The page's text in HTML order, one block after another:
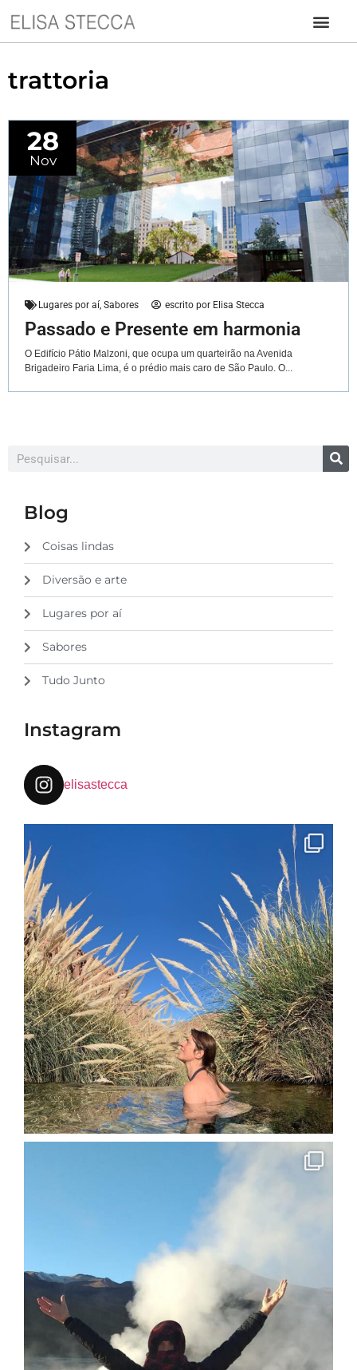
trattoria
Lugares por aí Sabores escrito por Elisa Stecca
Passado e Presente em harmonia
O Edifício Pátio Malzoni, que ocupa um quarteirão na Avenida
Brigadeiro Faria Lima, é o prédio mais caro de São Paulo. O...
28
Nov
Blog
Coisas lindas
Diversão e arte
Lugares por aí
Sabores
Tudo Junto
Instagram
elisastecca